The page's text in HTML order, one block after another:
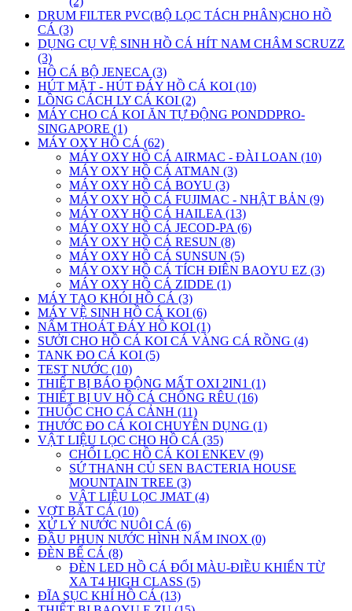
DRUM FILTER PVC(BỘ LỌC TÁCH PHÂN)CHO HỒ
CÁ (3)
DỤNG CỤ VỆ SINH HỒ CÁ HÍT NAM CHÂM SCRUZZ
(3)
HỒ CÁ BỘ JENECA (3)
HÚT MẶT - HÚT ĐÁY HỒ CÁ KOI (10)
LỒNG CÁCH LY CÁ KOI (2)
MÁY CHO CÁ KOI ĂN TỰ ĐỘNG PONDDPRO-
SINGAPORE (1)
MÁY OXY HỒ CÁ (62)
MÁY OXY HỒ CÁ AIRMAC - ĐÀI LOAN (10)
MÁY OXY HỒ CÁ ATMAN (3)
MÁY OXY HỒ CÁ BOYU (3)
MÁY OXY HỒ CÁ FUJIMAC - NHẬT BẢN (9)
MÁY OXY HỒ CÁ HAILEA (13)
MÁY OXY HỒ CÁ JECOD-PA (6)
MÁY OXY HỒ CÁ RESUN (8)
MÁY OXY HỒ CÁ SUNSUN (5)
MÁY OXY HỒ CÁ TÍCH ĐIÊN BAOYU EZ (3)
MÁY OXY HỒ CÁ ZIDDE (1)
MÁY TẠO KHÓI HỒ CÁ (3)
MÁY VỆ SINH HỒ CÁ KOI (6)
NẤM THOÁT ĐÁY HỒ KOI (1)
SƯỞI CHO HỒ CÁ KOI CÁ VÀNG CÁ RỒNG (4)
TANK ĐO CÁ KOI (5)
TEST NƯỚC (10)
THIẾT BỊ BÁO ĐỘNG MẤT OXI 2IN1 (1)
THIẾT BỊ UV HỒ CÁ CHỐNG RÊU (16)
THUỐC CHO CÁ CẢNH (11)
THƯỚC ĐO CÁ KOI CHUYÊN DỤNG (1)
VẬT LIỆU LỌC CHO HỒ CÁ (35)
CHỔI LỌC HỒ CÁ KOI ENKEV (9)
SỨ THANH CỦ SEN BACTERIA HOUSE
MOUNTAIN TREE (3)
VẬT LIỆU LỌC JMAT (4)
VỢT BẮT CÁ (10)
XỬ LÝ NƯỚC NUÔI CÁ (6)
ĐẦU PHUN NƯỚC HÌNH NẤM INOX (0)
ĐÈN BỂ CÁ (8)
ĐÈN LED HỒ CÁ ĐỔI MÀU-ĐIỀU KHIỂN TỪ
XA T4 HIGH CLASS (5)
ĐĨA SỤC KHÍ HỒ CÁ (13)